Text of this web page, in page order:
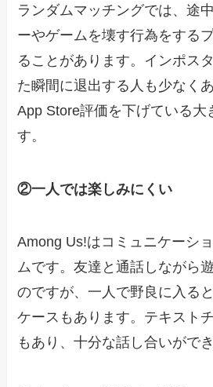
ランダムマッチングでは、途
ーやゲームを壊す行為をする
ることがあります。インポス
た瞬間に退出する人も少なく
App Store評価を下げている大
す。
②一人では楽しみにくい
Among Us!はコミュニケーシ
ムです。友達と通話しながら
のですが、一人で野良に入る
ケースもあります。テキスト
もあり、十分な話し合いがで